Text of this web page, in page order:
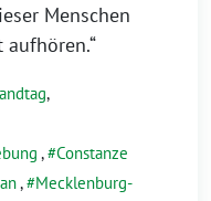
Menschen
,
, Constanze
,
Mecklenburg-